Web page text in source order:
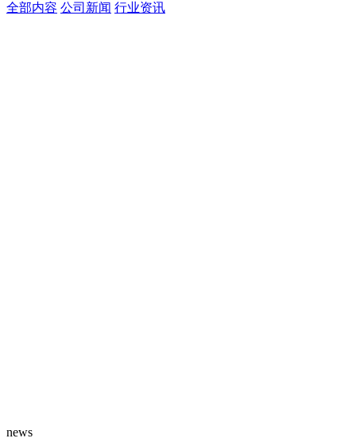
全部内容 公司新闻 行业资讯
news